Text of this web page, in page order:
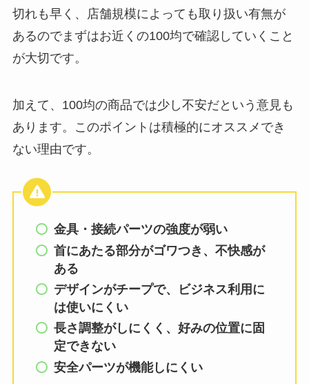
切れも早く、店舗規模によっても取り扱い有無が
あるのでまずはお近くの100均で確認していくこと
が大切です。
加えて、100均の商品では少し不安だという意見も
あります。このポイントは積極的にオススメでき
ない理由です。
金具・接続パーツの強度が弱い
首にあたる部分がゴワつき、不快感が
ある
デザインがチープで、ビジネス利用に
は使いにくい
長さ調整がしにくく、好みの位置に固
定できない
安全パーツが機能しにくい